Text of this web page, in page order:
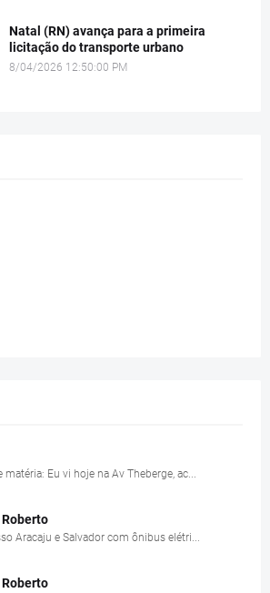
Natal (RN) avança para a primeira
licitação do transporte urbano
8/04/2026 12:50:00 PM
matéria: Eu vi hoje na Av Theberge, ac...
Aracaju e Salvador com ônibus elétri...